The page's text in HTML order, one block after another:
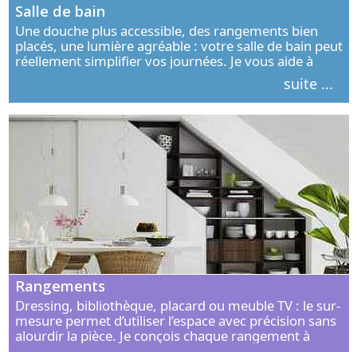
Salle de bain
Une douche plus accessible, des rangements bien
placés, une lumière agréable : votre salle de bain peut
réellement simplifier vos journées. Je vous aide à
concevoir un espace élégant, confortable et adapté à
suite ...
Rangements
Dressing, bibliothèque, placard ou meuble TV : le sur-
mesure permet d’utiliser l’espace avec précision sans
alourdir la pièce. Je conçois chaque rangement à